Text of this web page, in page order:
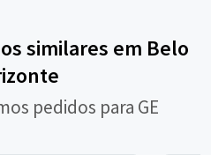
similares em Belo
pedidos para GE